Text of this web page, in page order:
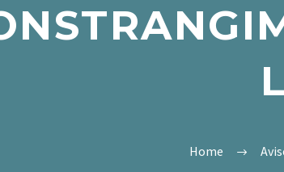
Home